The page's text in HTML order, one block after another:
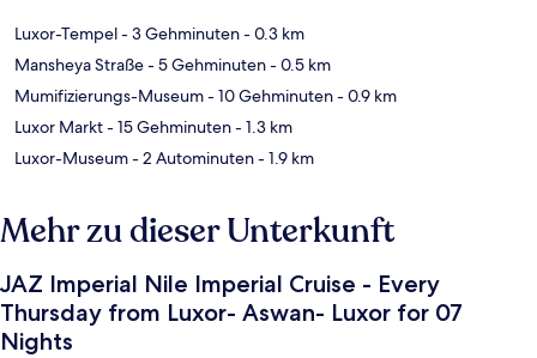
Luxor-Tempel- 3 Gehminuten- 0.3 km
Mansheya Straße- 5 Gehminuten- 0.5 km
Mumifizierungs-Museum- 10 Gehminuten- 0.9 km
Luxor Markt- 15 Gehminuten- 1.3 km
Luxor-Museum- 2 Autominuten- 1.9 km
Mehr zu dieser Unterkunft
JAZ Imperial Nile Imperial Cruise - Every
Thursday from Luxor- Aswan- Luxor for 07
Nights